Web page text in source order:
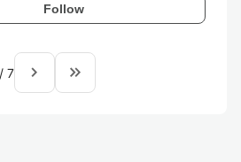
Follow
/ 7 navigate_next keyboard_double_arrow_right